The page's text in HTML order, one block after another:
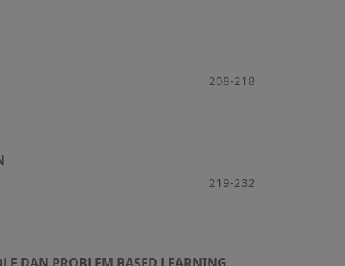
208-218
219-232